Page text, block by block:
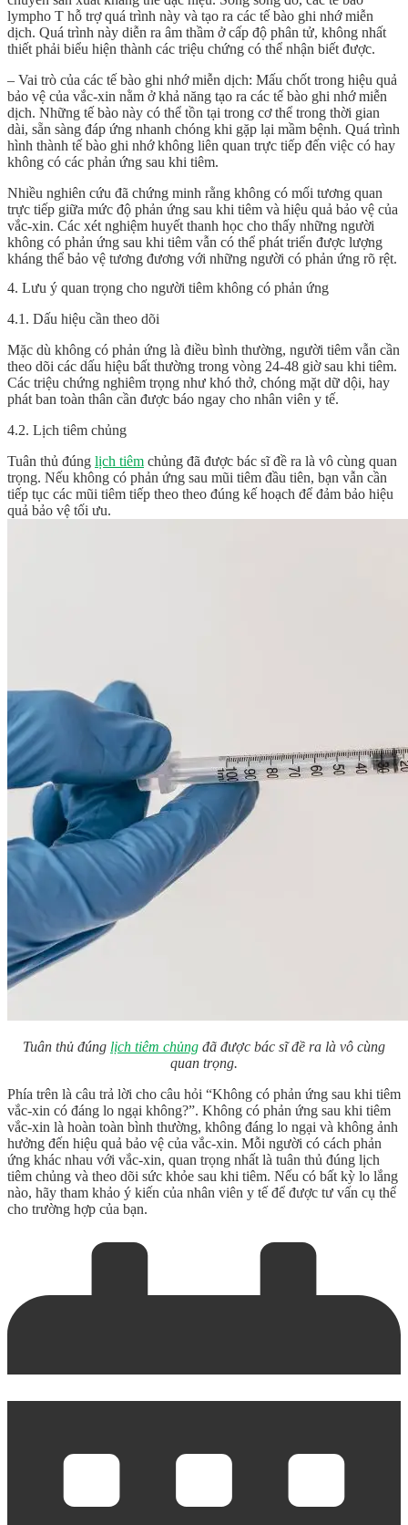
lympho T hỗ trợ quá trình này và tạo ra các tế bào ghi nhớ miễn
dịch. Quá trình này diễn ra âm thầm ở cấp độ phân tử, không nhất
thiết phải biểu hiện thành các triệu chứng có thể nhận biết được.
– Vai trò của các tế bào ghi nhớ miễn dịch: Mấu chốt trong hiệu quả
bảo vệ của vắc-xin nằm ở khả năng tạo ra các tế bào ghi nhớ miễn
dịch. Những tế bào này có thể tồn tại trong cơ thể trong thời gian
dài, sẵn sàng đáp ứng nhanh chóng khi gặp lại mầm bệnh. Quá trình
hình thành tế bào ghi nhớ không liên quan trực tiếp đến việc có hay
không có các phản ứng sau khi tiêm.
Nhiều nghiên cứu đã chứng minh rằng không có mối tương quan
trực tiếp giữa mức độ phản ứng sau khi tiêm và hiệu quả bảo vệ của
vắc-xin. Các xét nghiệm huyết thanh học cho thấy những người
không có phản ứng sau khi tiêm vẫn có thể phát triển được lượng
kháng thể bảo vệ tương đương với những người có phản ứng rõ rệt.
4. Lưu ý quan trọng cho người tiêm không có phản ứng
4.1. Dấu hiệu cần theo dõi
Mặc dù không có phản ứng là điều bình thường, người tiêm vẫn cần
theo dõi các dấu hiệu bất thường trong vòng 24-48 giờ sau khi tiêm.
Các triệu chứng nghiêm trọng như khó thở, chóng mặt dữ dội, hay
phát ban toàn thân cần được báo ngay cho nhân viên y tế.
4.2. Lịch tiêm chủng
Tuân thủ đúng lịch tiêm chủng đã được bác sĩ đề ra là vô cùng quan
trọng. Nếu không có phản ứng sau mũi tiêm đầu tiên, bạn vẫn cần
tiếp tục các mũi tiêm tiếp theo theo đúng kế hoạch để đảm bảo hiệu
quả bảo vệ tối ưu.
Tuân thủ đúng lịch tiêm chủng đã được bác sĩ đề ra là vô cùng
quan trọng.
Phía trên là câu trả lời cho câu hỏi “Không có phản ứng sau khi tiêm
vắc-xin có đáng lo ngại không?”. Không có phản ứng sau khi tiêm
vắc-xin là hoàn toàn bình thường, không đáng lo ngại và không ảnh
hưởng đến hiệu quả bảo vệ của vắc-xin. Mỗi người có cách phản
ứng khác nhau với vắc-xin, quan trọng nhất là tuân thủ đúng lịch
tiêm chủng và theo dõi sức khỏe sau khi tiêm. Nếu có bất kỳ lo lắng
nào, hãy tham khảo ý kiến của nhân viên y tế để được tư vấn cụ thể
cho trường hợp của bạn.